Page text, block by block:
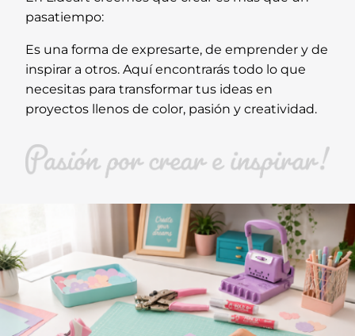
pasatiempo:
Es una forma de expresarte, de emprender y de
inspirar a otros. Aquí encontrarás todo lo que
necesitas para transformar tus ideas en
proyectos llenos de color, pasión y creatividad.